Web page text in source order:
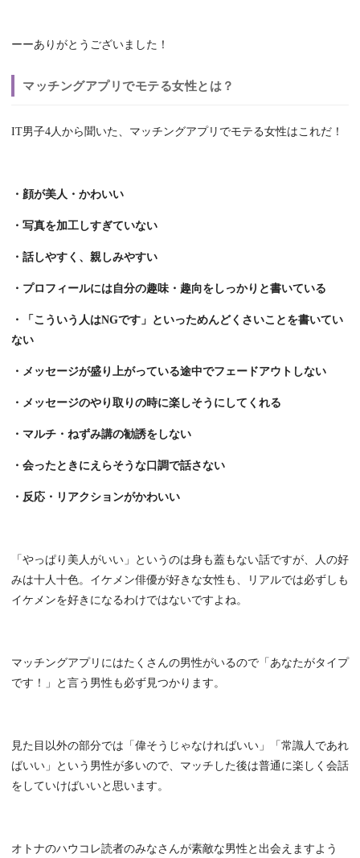
ーーありがとうございました！
マッチングアプリでモテる女性とは？
IT男子4人から聞いた、マッチングアプリでモテる女性はこれだ！
・顔が美人・かわいい
・写真を加工しすぎていない
・話しやすく、親しみやすい
・プロフィールには自分の趣味・趣向をしっかりと書いている
・「こういう人はNGです」といっためんどくさいことを書いてい
ない
・メッセージが盛り上がっている途中でフェードアウトしない
・メッセージのやり取りの時に楽しそうにしてくれる
・マルチ・ねずみ講の勧誘をしない
・会ったときにえらそうな口調で話さない
・反応・リアクションがかわいい
「やっぱり美人がいい」というのは身も蓋もない話ですが、人の好
みは十人十色。イケメン俳優が好きな女性も、リアルでは必ずしも
イケメンを好きになるわけではないですよね。
マッチングアプリにはたくさんの男性がいるので「あなたがタイプ
です！」と言う男性も必ず見つかります。
見た目以外の部分では「偉そうじゃなければいい」「常識人であれ
ばいい」という男性が多いので、マッチした後は普通に楽しく会話
をしていけばいいと思います。
オトナのハウコレ読者のみなさんが素敵な男性と出会えますよう